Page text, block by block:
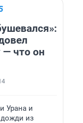
что он
Урана и
дожди из